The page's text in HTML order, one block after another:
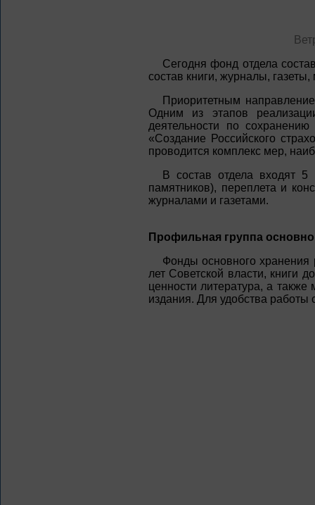
Сегодня фонд отдела
состав книги, журналы,
Приоритетным
Одним из этапов
деятельности по
«Создание Российского
проводится комплекс мер,
В состав отдела входят 5
памятников), переплета и
журналами и газетами.
Профильная группа
Фонды основного хранения
лет Советской власти, книги
ценности литература, а
издания. Для удобства